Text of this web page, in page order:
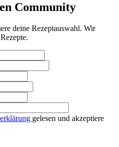
Community
deine Rezeptauswahl. Wir
gelesen und akzeptiere